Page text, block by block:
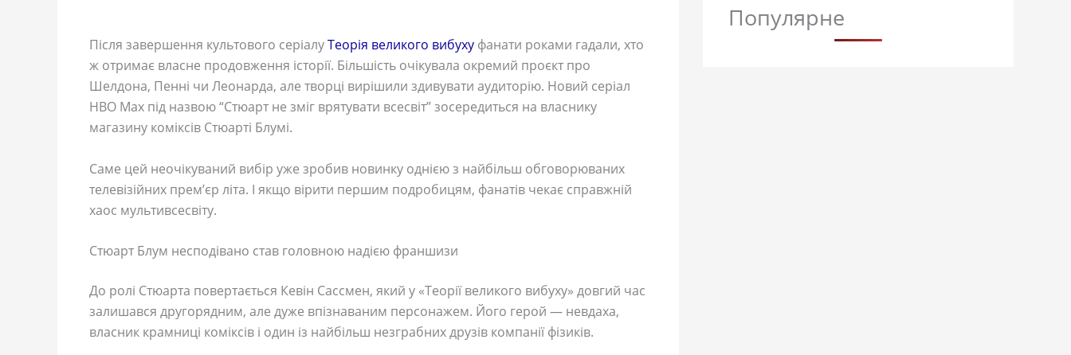
Після завершення культового серіалуТеорія великого вибуху фанати роками гадали, хто
ж отримає власне продовження історії. Більшість очікувала окремий проєкт про
Шелдона, Пенні чи Леонарда, але творці вирішили здивувати аудиторію. Новий серіал
HBO Max під назвою “Стюарт не зміг врятувати всесвіт” зосередиться на власнику
магазину коміксів Стюарті Блумі.
Саме цей неочікуваний вибір уже зробив новинку однією з найбільш обговорюваних
телевізійних прем’єр літа. І якщо вірити першим подробицям, фанатів чекає справжній
хаос мультивсесвіту.
Стюарт Блум несподівано став головною надією франшизи
До ролі Стюарта повертається Кевін Сассмен, який у «Теорії великого вибуху» довгий час
залишався другорядним, але дуже впізнаваним персонажем. Його герой — невдаха,
власник крамниці коміксів і один із найбільш незграбних друзів компанії фізиків.
Популярне